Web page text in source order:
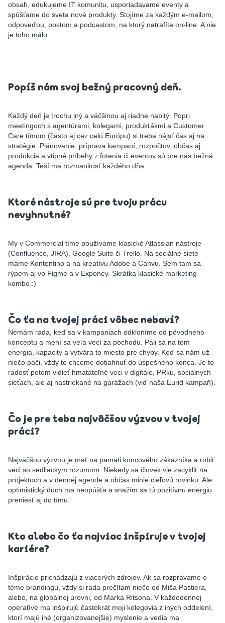
obsah, edukujeme IT komunitu, usporiadavame eventy a
spúšťame do sveta nové produkty. Stojíme za každým e-mailom,
odpoveďou, postom a podcastom, na ktorý natrafíte on-line. A nie
je toho málo.
Popíš nám svoj bežný pracovný deň.
Každý deň je trochu iný a väčšinou aj riadne nabitý. Popri
meetingoch s agentúrami, kolegami, produkťákmi a Customer
Care tímom (často aj cez celú Európu) si treba nájsť čas aj na
stratégie. Plánovanie, príprava kampaní, rozpočtov, občas aj
produkcia a vtipné príbehy z fotenia či eventov sú pre nás bežná
agenda. Teší ma rozmanitosť každého dňa.
Ktoré nástroje sú pre tvoju prácu
nevyhnutné?
My v Commercial tíme používame klasické Atlassian nástroje
(Confluence, JIRA), Google Suite či Trello. Na sociálne siete
máme Kontentino a na kreatívu Adobe a Canvu. Sem tam sa
rýpem aj vo Figme a v Exponey. Skrátka klasické marketing
kombo.:)
Čo ťa na tvojej práci vôbec nebaví?
Nemám rada, keď sa v kampaniach odkloníme od pôvodného
konceptu a mení sa veľa vecí za pochodu. Páli sa na tom
energia, kapacity a vytvára to miesto pre chyby. Keď sa nám už
niečo páči, vždy to chceme dotiahnuť do úspešného konca. Je to
radosť potom vidieť hmatateľné veci v digitále, PRku, sociálnych
sieťach, ale aj nastriekané na garážach (viď naša Eurid kampaň).
Čo je pre teba najväčšou výzvou v tvojej
práci?
Najväčšou výzvou je mať na pamäti koncového zákazníka a robiť
veci so sedliackym rozumom. Niekedy sa človek vie zacykliť na
projektoch a v dennej agende a občas minie cieľovú rovinku. Ale
optimistický duch ma neopúšťa a snažím sa tú pozitívnu energiu
preniesť aj do tímu.
Kto alebo čo ťa najviac inšpiruje v tvojej
kariére?
Inšpirácie prichádzajú z viacerých zdrojov. Ak sa rozprávame o
téme brandingu, vždy si rada prečítam niečo od Miša Pastiera,
alebo, na globálnej úrovni, od Marka Ritsona. V každodennej
operatíve ma inšpirujú častokrát moji kolegovia z iných oddelení,
ktorí majú iné (organizovanejšie) myslenie a vedia ma